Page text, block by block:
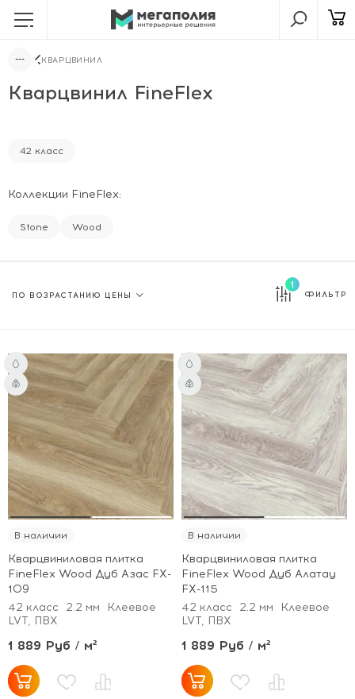
КВАРЦВИНИЛ
Кварцвинил FineFlex
42 класс
Коллекции FineFlex:
Stone Wood
1
ФИЛЬТР
В наличии
Кварцвиниловая плитка
FineFlex Wood Дуб Азас FX-
109
42 класс
2.2 мм
Клеевое
LVT, ПВХ
1 889 Руб / м²
В наличии
Кварцвиниловая плитка
FineFlex Wood Дуб Алатау
FX-115
42 класс
2.2 мм
Клеевое
LVT, ПВХ
1 889 Руб / м²